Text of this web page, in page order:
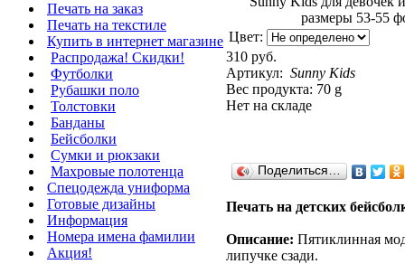
Печать на заказ
Печать на текстиле
Купить в интернет магазине
Распродажа! Скидки!
Футболки
Рубашки поло
Толстовки
Банданы
Бейсболки
Сумки и рюкзаки
Махровые полотенца
Cпецодежда униформа
Готовые дизайны
Информация
Номера имена фамилии
Акция!
Цвет:
310 руб.
Артикул: Sunny Kids
Вес продукта: 70 g
Нет на складе
Поделиться…
Печать на детских
Описание: Пятиклинная
липучке сзади.